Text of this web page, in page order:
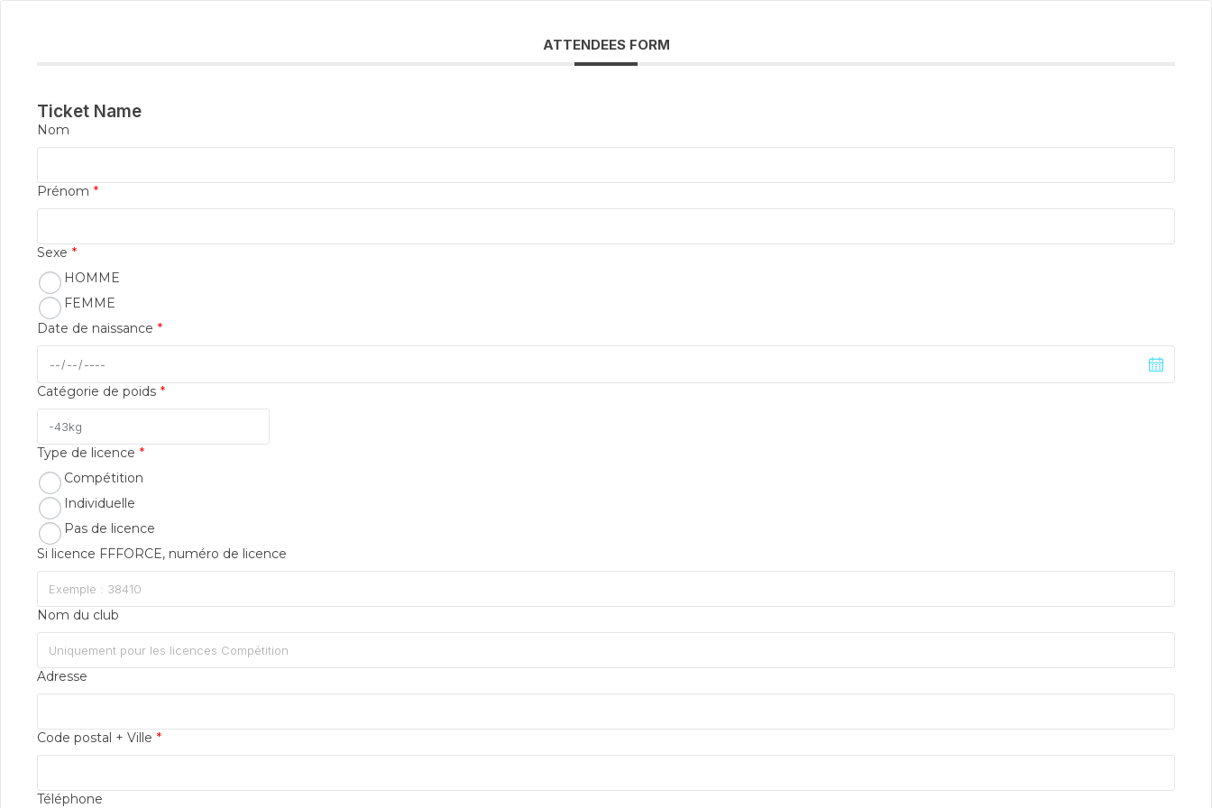
ATTENDEES FORM
Ticket Name
Nom
Prénom *
Sexe *
HOMME
FEMME
Date de naissance *
Catégorie de poids *
Type de licence *
Compétition
Individuelle
Pas de licence
Si licence FFFORCE, numéro de licence
Nom du club
Adresse
Code postal + Ville *
Téléphone